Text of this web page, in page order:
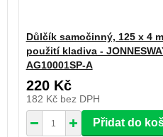
Důlčík samočinný, 125 x 4
použití kladiva -
AG10001SP-A
220 Kč
182 Kč bez DPH
Přidat do